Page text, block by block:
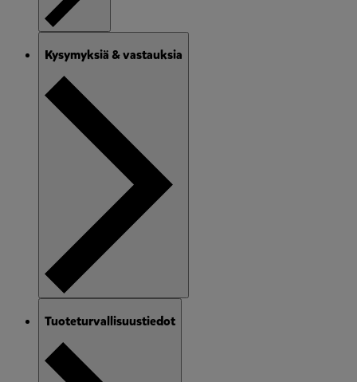
Kysymyksiä & vastauksia
Tuoteturvallisuustiedot